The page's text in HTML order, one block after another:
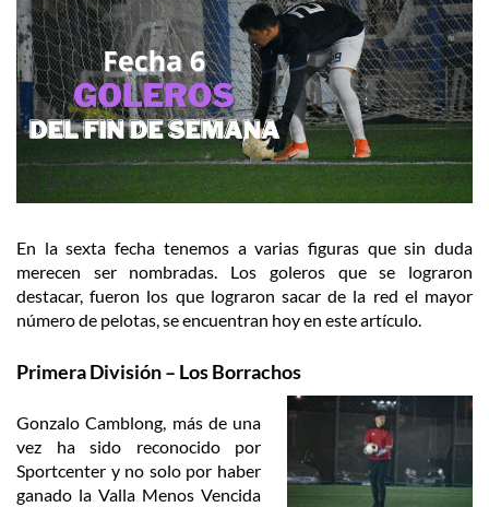
En la sexta fecha tenemos a varias figuras que sin duda
merecen ser nombradas. Los goleros que se lograron
destacar, fueron los que lograron sacar de la red el mayor
número de pelotas, se encuentran hoy en este artículo.
Primera División – Los Borrachos
Gonzalo Camblong, más de una
vez ha sido reconocido por
Sportcenter y no solo por haber
ganado la Valla Menos Vencida